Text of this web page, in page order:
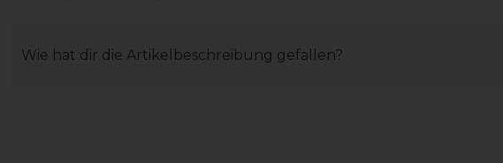
Wie hat dir die Artikelbeschreibung gefallen?